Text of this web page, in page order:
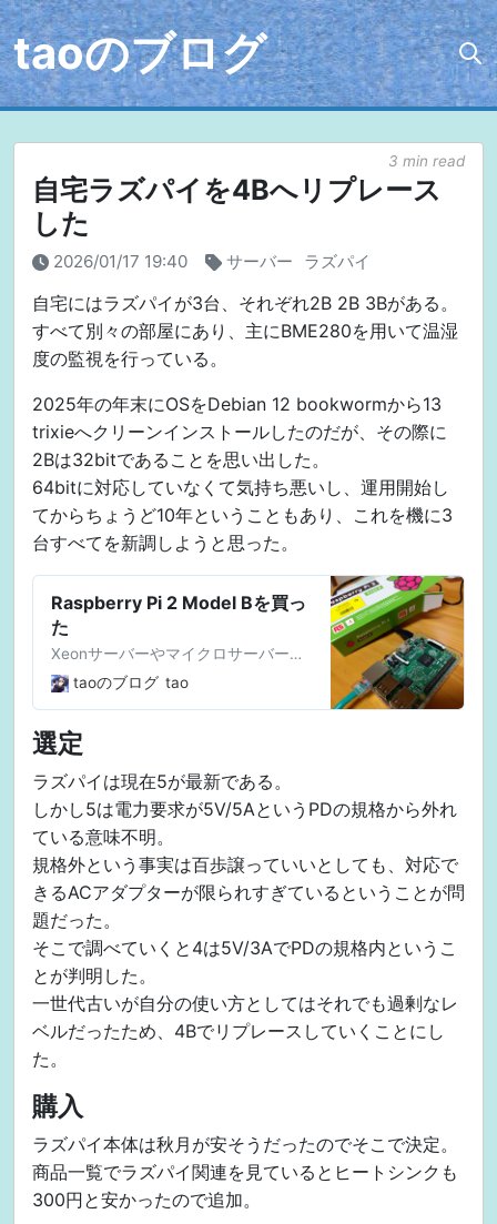
taoのブログ
3 min read
自宅ラズパイを4Bへリプレース
した
2026/01/17 19:40 サーバー ラズパイ
自宅にはラズパイが3台、それぞれ2B 2B 3Bがある。
すべて別々の部屋にあり、主にBME280を用いて温湿
度の監視を行っている。
2025年の年末にOSをDebian 12 bookwormから13
trixieへクリーンインストールしたのだが、その際に
2Bは32bitであることを思い出した。
64bitに対応していなくて気持ち悪いし、運用開始し
てからちょうど10年ということもあり、これを機に3
台すべてを新調しようと思った。
Raspberry Pi 2 Model Bを買っ
た
Xeonサーバーやマイクロサーバーを
物置に移設し、物置サーバーとして
で換気扇も一緒につけた。 しかしそ
れをずっと回しっぱなしにするのも
アレなので温度によってオン・オフ
をするためにGPIOがついているラズ
パイを使用することにした。 今回は
ラズパイを買ってからのセットアッ
プについて書く。 まず初めにOSのイ
ンストールだが、32GBのmicroSDに
RASPBIAN JESSIEを焼いた。 手順と
しては、 1. SD FormatterでmicroSD
をフォーマット 2. Win32DiskImager
でimageを焼く そしてmicroSDを挿
入して起動。初期設定もなにもなく
知ったが、最初からsshがenableにな
っているので、ディスプレイ自体必
要なさそう（小並 rootにパスワード
を設定する sudo passwd root piユー
ザーを消してhogeユーザーにする
GUIで操作していたので、GUI前提で
話を進める。 とりあえずは初期設定
taoのブログ tao
選定
ラズパイは現在5が最新である。
しかし5は電力要求が5V/5AというPDの規格から外れ
ている意味不明。
規格外という事実は百歩譲っていいとしても、対応で
きるACアダプターが限られすぎているということが問
題だった。
そこで調べていくと4は5V/3AでPDの規格内というこ
とが判明した。
一世代古いが自分の使い方としてはそれでも過剰なレ
ベルだったため、4Bでリプレースしていくことにし
た。
購入
ラズパイ本体は秋月が安そうだったのでそこで決定。
商品一覧でラズパイ関連を見ているとヒートシンクも
300円と安かったので追加。